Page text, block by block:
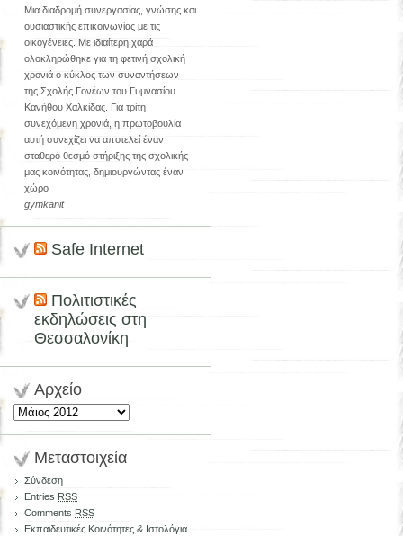
Μια διαδρομή συνεργασίας, γνώσης και
ουσιαστικής επικοινωνίας με τις
οικογένειες. Με ιδιαίτερη χαρά
ολοκληρώθηκε για τη φετινή σχολική
χρονιά ο κύκλος των συναντήσεων
της Σχολής Γονέων του Γυμνασίου
Κανήθου Χαλκίδας. Για τρίτη
συνεχόμενη χρονιά, η πρωτοβουλία
αυτή συνεχίζει να αποτελεί έναν
σταθερό θεσμό στήριξης της σχολικής
μας κοινότητας, δημιουργώντας έναν
χώρο
gymkanit
Safe Internet
Πολιτιστικές
εκδηλώσεις στη
Θεσσαλονίκη
Αρχείο
Αρχείο
Μεταστοιχεία
Σύνδεση
Entries RSS
Comments RSS
Εκπαιδευτικές Κοινότητες & Ιστολόγια